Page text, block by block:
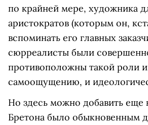
по крайней мере, художника
аристократов (которым он,
вспоминать его главных
сюрреалисты были
противоположны такой роли
самоощущению, и
Но здесь можно добавить еще
Бретона было обыкновенным